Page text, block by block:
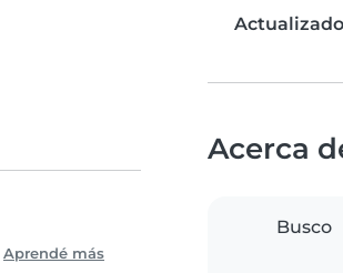
Aprendé más
Acerca
Busco